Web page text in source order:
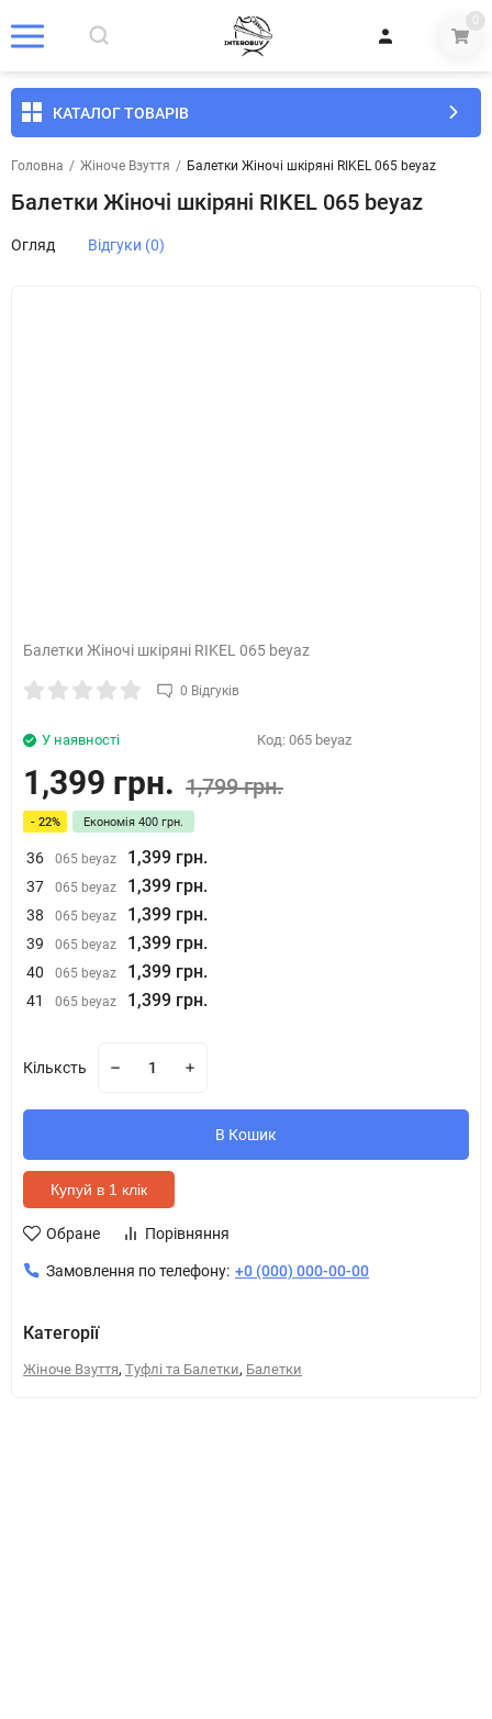
0
КАТАЛОГ ТОВАРІВ
Головна / Жіноче Взуття / Балетки Жіночі шкіряні RIKEL 065 beyaz
Балетки Жіночі шкіряні RIKEL 065 beyaz
Огляд Відгуки (0)
Балетки Жіночі шкіряні RIKEL 065 beyaz
0 Відгуків
У наявності Код: 065 beyaz
1,399 грн. 1,799 грн.
- 22% Економія 400 грн.
36 065 beyaz 1,399 грн.
37 065 beyaz 1,399 грн.
38 065 beyaz 1,399 грн.
39 065 beyaz 1,399 грн.
40 065 beyaz 1,399 грн.
41 065 beyaz 1,399 грн.
Кільксть
В Кошик
Купуй в 1 клік
Обране Порівняння
Замовлення по телефону: +0 (000) 000-00-00
Категорії
Жіноче Взуття, Туфлі та Балетки, Балетки